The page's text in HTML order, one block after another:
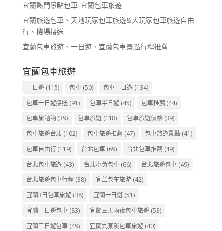
宜蘭熱門景點包車-宜蘭包車旅遊
宜蘭旅遊包車、天地玩家包車旅遊&大玩家包車旅遊自由
行、機場接送
宜蘭包車旅遊、一日遊、宜蘭包車景點行程推薦
宜蘭包車旅遊
一日遊(115) 包車(50) 包車一日遊(134)
包車一日遊接送(91) 包車半日遊(45) 包車推薦(44)
包車旅諮詢(39) 包車旅遊(118) 包車旅遊價格(39)
包車旅遊台北 (102) 包車旅遊推薦(47) 包車旅遊景點(41)
包車自由行(119) 台北包車(69) 台北包車推薦(49)
台北包車旅遊(43) 台北小黃包車(66) 台北旅遊包車(49)
台北旅遊包車行程 (38) 宜兰包车旅游(42)
宜蘭3日包車旅遊(38) 宜蘭一日遊(51)
宜蘭一日遊包車(83) 宜蘭三天兩夜包車旅遊(53)
宜蘭三日遊包車(49) 宜蘭九寮溪包車旅遊(40)